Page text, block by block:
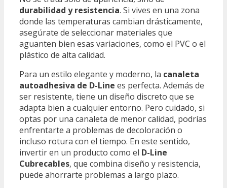
durabilidad y resistencia. Si vives en una zona
donde las temperaturas cambian drásticamente,
asegúrate de seleccionar materiales que
aguanten bien esas variaciones, como el PVC o el
plástico de alta calidad.
Para un estilo elegante y moderno, la canaleta
autoadhesiva de D-Line es perfecta. Además de
ser resistente, tiene un diseño discreto que se
adapta bien a cualquier entorno. Pero cuidado, si
optas por una canaleta de menor calidad, podrías
enfrentarte a problemas de decoloración o
incluso rotura con el tiempo. En este sentido,
invertir en un producto como el D-Line
Cubrecables, que combina diseño y resistencia,
puede ahorrarte problemas a largo plazo.